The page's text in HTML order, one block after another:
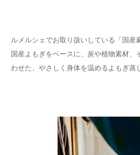
ルメルシェでお取り扱いしている「国産
国産よもぎをベースに、炭や植物素材、
わせた、やさしく身体を温めるよもぎ蒸